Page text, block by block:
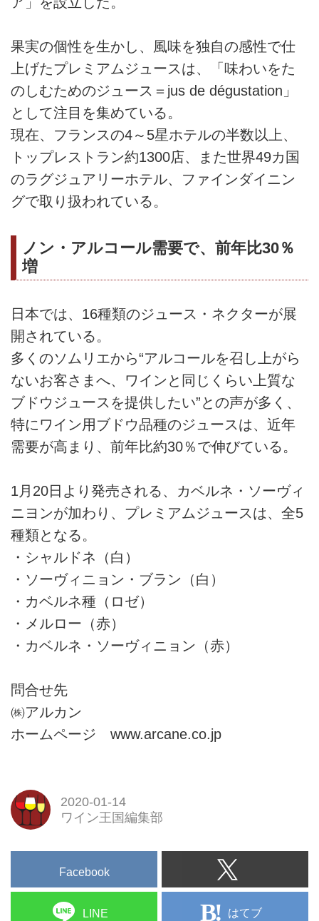
果実の個性を生かし、風味を独自の感性で仕
上げたプレミアムジュースは、「味わいをた
のしむためのジュース＝jus de dégustation」
として注目を集めている。
現在、フランスの4～5星ホテルの半数以上、
トップレストラン約1300店、また世界49カ国
のラグジュアリーホテル、ファインダイニン
グで取り扱われている。
ノン・アルコール需要で、前年比30％
増
日本では、16種類のジュース・ネクターが展
開されている。
多くのソムリエから“アルコールを召し上がら
ないお客さまへ、ワインと同じくらい上質な
ブドウジュースを提供したい”との声が多く、
特にワイン用ブドウ品種のジュースは、近年
需要が高まり、前年比約30％で伸びている。
1月20日より発売される、カベルネ・ソーヴィ
ニヨンが加わり、プレミアムジュースは、全5
種類となる。
・シャルドネ（白）
・ソーヴィニョン・ブラン（白）
・カベルネ種（ロゼ）
・メルロー（赤）
・カベルネ・ソーヴィニョン（赤）
問合せ先
㈱アルカン
ホームページ www.arcane.co.jp
2020-01-14
ワイン王国編集部
Facebook
LINE はてブ